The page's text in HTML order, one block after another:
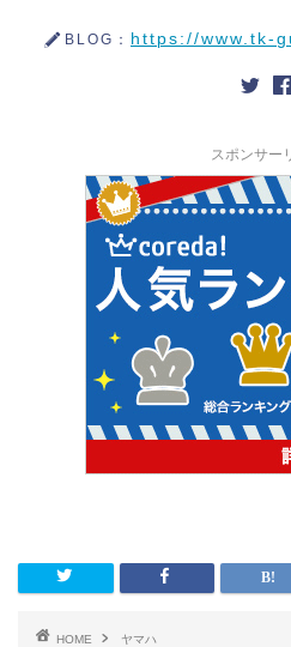
BLOG： https://www.tk-
スポンサー
HOME
ヤマハ